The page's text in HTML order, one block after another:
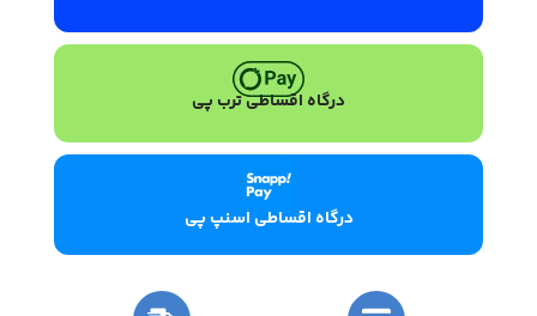
درگاه اقساطی ترب پی
درگاه اقساطی اسنپ پی